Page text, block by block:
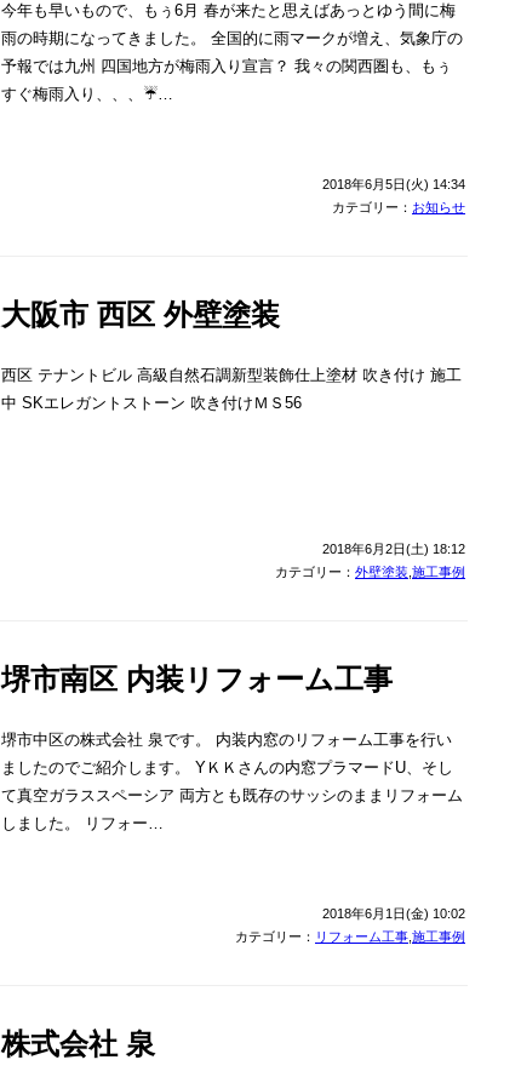
今年も早いもので、もぅ6月 春が来たと思えばあっとゆう間に梅
雨の時期になってきました。 全国的に雨マークが増え、気象庁の
予報では九州 四国地方が梅雨入り宣言？ 我々の関西圏も、もぅ
すぐ梅雨入り、、、☔…
2018年6月5日(火) 14:34
カテゴリー： お知らせ
大阪市 西区 外壁塗装
西区 テナントビル 高級自然石調新型装飾仕上塗材 吹き付け 施工
中 SKエレガントストーン 吹き付けＭＳ56
2018年6月2日(土) 18:12
カテゴリー： 外壁塗装 施工事例
堺市南区 内装リフォーム工事
堺市中区の株式会社 泉です。 内装内窓のリフォーム工事を行い
ましたのでご紹介します。 YＫＫさんの内窓プラマードU、そし
て真空ガラススペーシア 両方とも既存のサッシのままリフォーム
しました。 リフォー…
2018年6月1日(金) 10:02
カテゴリー： リフォーム工事 施工事例
株式会社 泉